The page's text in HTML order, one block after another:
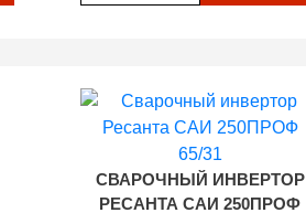
СВАРОЧНЫЙ ИНВЕРТОР
РЕСАНТА САИ 250ПРОФ